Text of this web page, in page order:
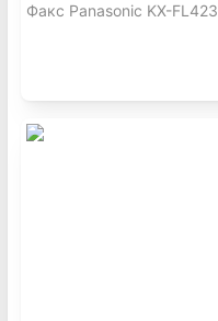
Факс Panasonic KX-FL423